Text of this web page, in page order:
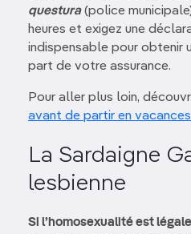
questura(police
heures et exigez une
indispensable pour obtenir
part de votre assurance.
Pour aller plus loin,
avant de partir en
La Sardaigne
lesbienne
Si l’homosexualité est